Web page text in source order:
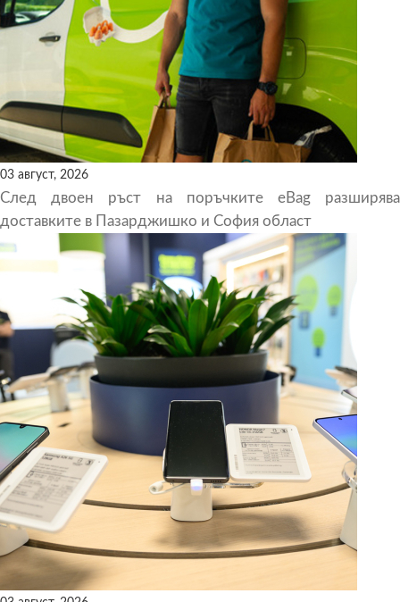
03 август, 2026
След двоен ръст на поръчките eBag разширява
доставките в Пазарджишко и София област